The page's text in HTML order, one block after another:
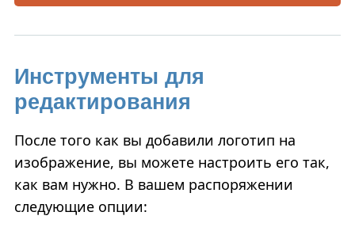
Инструменты для
редактирования
После того как вы добавили логотип на
изображение, вы можете настроить его так,
как вам нужно. В вашем распоряжении
следующие опции: